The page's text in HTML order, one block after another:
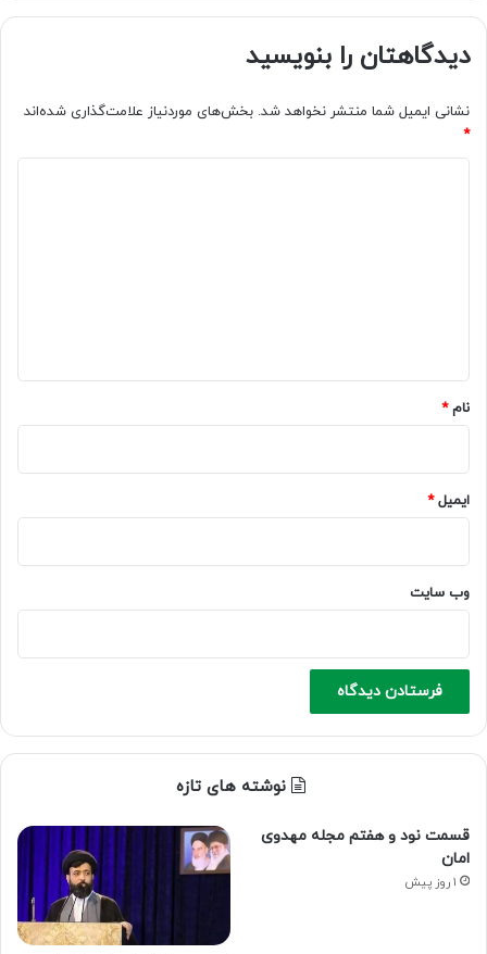
دیدگاهتان را بنویسید
نشانی ایمیل شما منتشر نخواهد شد. بخش‌های موردنیاز علامت‌گذاری شده‌اند
*
نام*
ایمیل*
وب‌ سایت
نوشته های تازه
قسمت نود و هفتم مجله مهدوی
امان
1 روز پیش